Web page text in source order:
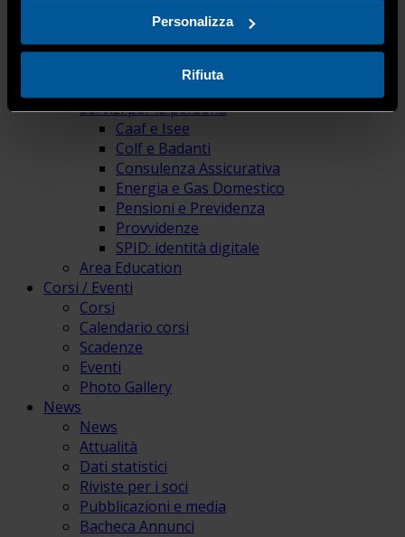
Personalizza
Rifiuta
Provvidenze
Relazioni Sindacali
Servizio F-GAS
Servizi per la persona
Caaf e Isee
Colf e Badanti
Consulenza Assicurativa
Energia e Gas Domestico
Pensioni e Previdenza
Provvidenze
SPID: identità digitale
Area Education
Corsi / Eventi
Corsi
Calendario corsi
Scadenze
Eventi
Photo Gallery
News
News
Attualità
Dati statistici
Riviste per i soci
Pubblicazioni e media
Bacheca Annunci